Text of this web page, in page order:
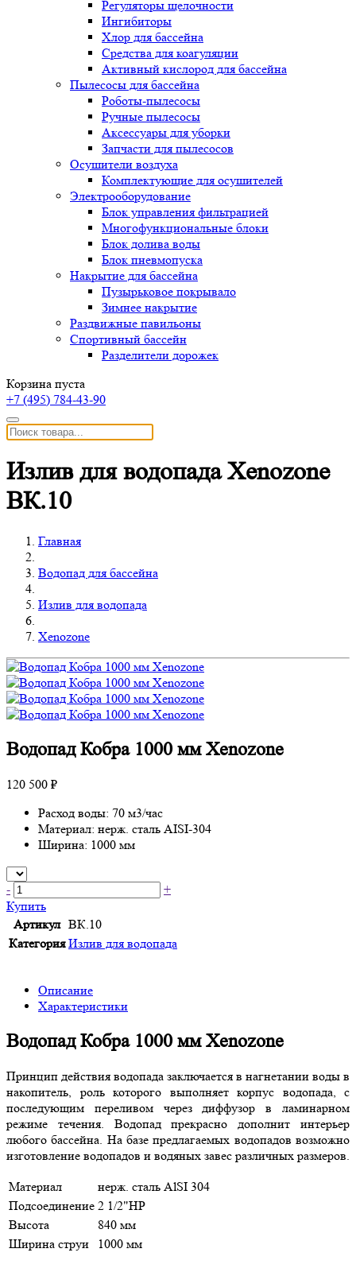
Регуляторы щелочности
Ингибиторы
Хлор для бассейна
Средства для коагуляции
Активный кислород для бассейна
Пылесосы для бассейна
Роботы-пылесосы
Ручные пылесосы
Аксессуары для уборки
Запчасти для пылесосов
Осушители воздуха
Комплектующие для осушителей
Электрооборудование
Блок управления фильтрацией
Многофункциональные блоки
Блок долива воды
Блок пневмопуска
Накрытие для бассейна
Пузырьковое покрывало
Зимнее накрытие
Раздвижные павильоны
Спортивный бассейн
Разделители дорожек
Корзина пуста
+7 (495) 784-43-90
Излив для водопада Xenozone
ВК.10
Главная
Водопад для бассейна
Излив для водопада
Xenozone
Водопад Кобра 1000 мм Xenozone
120 500 ₽
Расход воды: 70 м3/час
Материал: нерж. сталь AISI-304
Ширина: 1000 мм
-
+
Купить
Артикул ВК.10
Категория Излив для водопада
Описание
Характеристики
Водопад Кобра 1000 мм Xenozone
Принцип действия водопада заключается в нагнетании воды в
накопитель, роль которого выполняет корпус водопада, с
последующим переливом через диффузор в ламинарном
режиме течения. Водопад прекрасно дополнит интерьер
любого бассейна. На базе предлагаемых водопадов возможно
изготовление водопадов и водяных завес различных размеров.
Материал
нерж. cталь AlSI 304
Подсоединение 2 1/2"НР
Высота
840 мм
Ширина струи
1000 мм